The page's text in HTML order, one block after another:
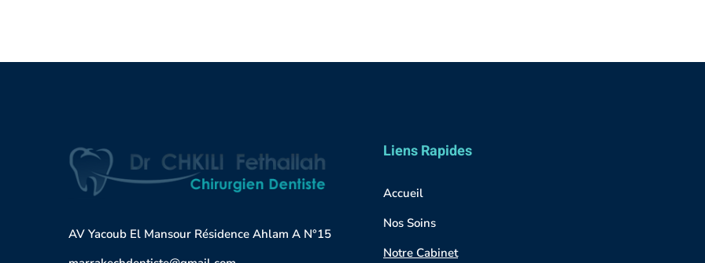
AV Yacoub El Mansour Résidence Ahlam A N°15
Liens Rapides
Accueil
Nos Soins
Notre Cabinet